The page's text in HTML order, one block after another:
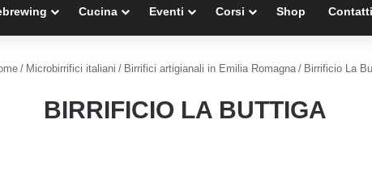
Cucina Eventi Corsi Shop Contatti
/ Microbirrifici italiani / Birrifici artigianali in Emilia Romagna / Birrificio La
BIRRIFICIO LA BUTTIGA